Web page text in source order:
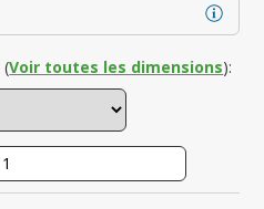
(Voir toutes les dimensions):